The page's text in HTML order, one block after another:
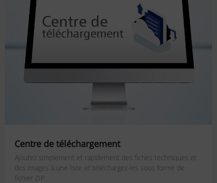
Centre de téléchargement
Ajoutez simplement et rapidement des fiches techniques et
des images à une liste et téléchargez-les sous forme de
fichier ZIP.